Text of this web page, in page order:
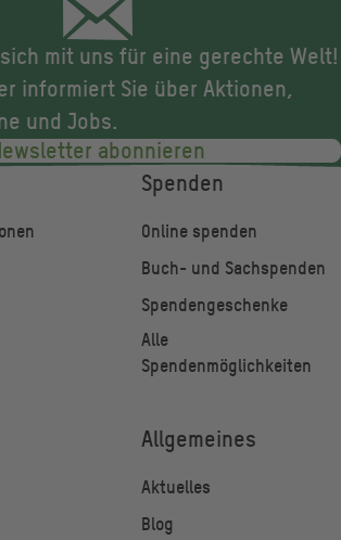
mit uns für eine gerechte Welt!
informiert Sie über Aktionen,
und Jobs.
abonnieren
Spenden
Online spenden
Buch- und Sachspenden
Spendengeschenke
Alle
Spendenmöglichkeiten
Allgemeines
Aktuelles
Blog